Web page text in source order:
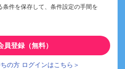
条件を保存して、条件設定の手間を
員登録（無料）
の方 ログインはこちら＞